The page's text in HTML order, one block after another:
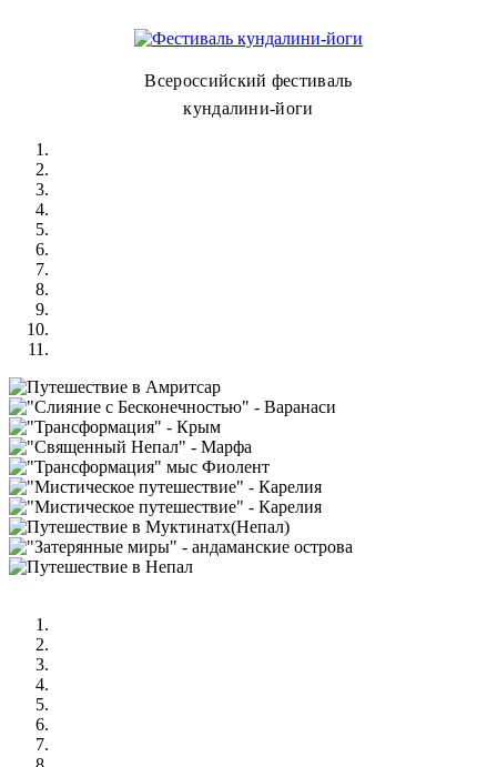
Всероссийский фестиваль
кундалини-йоги